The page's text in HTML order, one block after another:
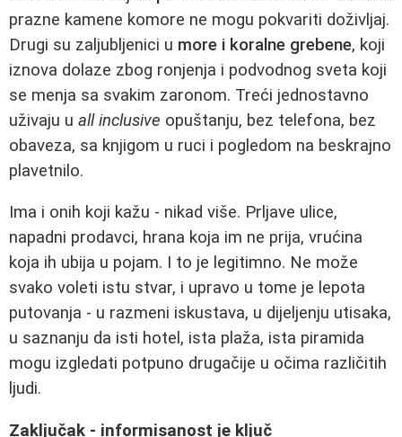
prazne kamene komore ne mogu pokvariti doživljaj.
Drugi su zaljubljenici u more i koralne grebene, koji
iznova dolaze zbog ronjenja i podvodnog sveta koji
se menja sa svakim zaronom. Treći jednostavno
uživaju u all inclusive opuštanju, bez telefona, bez
obaveza, sa knjigom u ruci i pogledom na beskrajno
plavetnilo.
Ima i onih koji kažu - nikad više. Prljave ulice,
napadni prodavci, hrana koja im ne prija, vrućina
koja ih ubija u pojam. I to je legitimno. Ne može
svako voleti istu stvar, i upravo u tome je lepota
putovanja - u razmeni iskustava, u dijeljenju utisaka,
u saznanju da isti hotel, ista plaža, ista piramida
mogu izgledati potpuno drugačije u očima različitih
ljudi.
Zaključak - informisanost je ključ